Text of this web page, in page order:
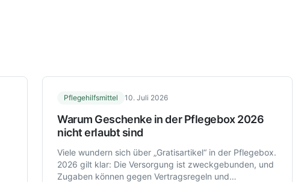
Pflegehilfsmittel 10. Juli 2026
Warum Geschenke in der Pflegebox 2026
nicht erlaubt sind
Viele wundern sich über „Gratisartikel“ in der Pflegebox.
2026 gilt klar: Die Versorgung ist zweckgebunden, und
Zugaben können gegen Vertragsregeln und